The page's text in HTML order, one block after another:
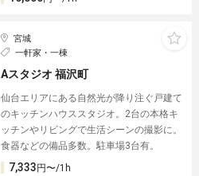
宮城
一軒家・一棟
Aスタジオ 福沢町
仙台エリアにある自然光が降り注ぐ戸建て
のキッチンハウススタジオ。2台の本格キ
ッチンやリビングで生活シーンの撮影に。
食器などの備品多数。駐車場3台有。
7,333 円〜/1h